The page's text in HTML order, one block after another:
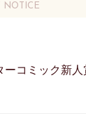
NOTICE
ーコミック新人